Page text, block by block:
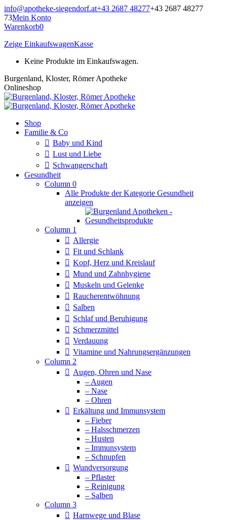
Zum
Inhalt
springen
info@apotheke-siegendorf.at+43 2687 48277+43 2687 48277
73Mein Konto
Warenkorb0
Zeige EinkaufswagenKasse
Keine Produkte im Einkaufswagen.
Burgenland, Kloster, Römer Apotheke
Onlineshop
Shop
Familie & Co
Baby und Kind
Lust und Liebe
Schwangerschaft
Gesundheit
Column 0
Alle Produkte der Kategorie Gesundheit
anzeigen
Column 1
Allergie
Fit und Schlank
Kopf, Herz und Kreislauf
Mund und Zahnhygiene
Muskeln und Gelenke
Raucherentwöhnung
Salben
Schlaf und Beruhigung
Schmerzmittel
Verdauung
Vitamine und Nahrungsergänzungen
Column 2
Augen, Ohren und Nase
– Augen
– Nase
– Ohren
Erkältung und Immunsystem
– Fieber
– Halsschmerzen
– Husten
– Immunsystem
– Schnupfen
Wundversorgung
– Pflaster
– Reinigung
– Salben
Column 3
Harnwege und Blase